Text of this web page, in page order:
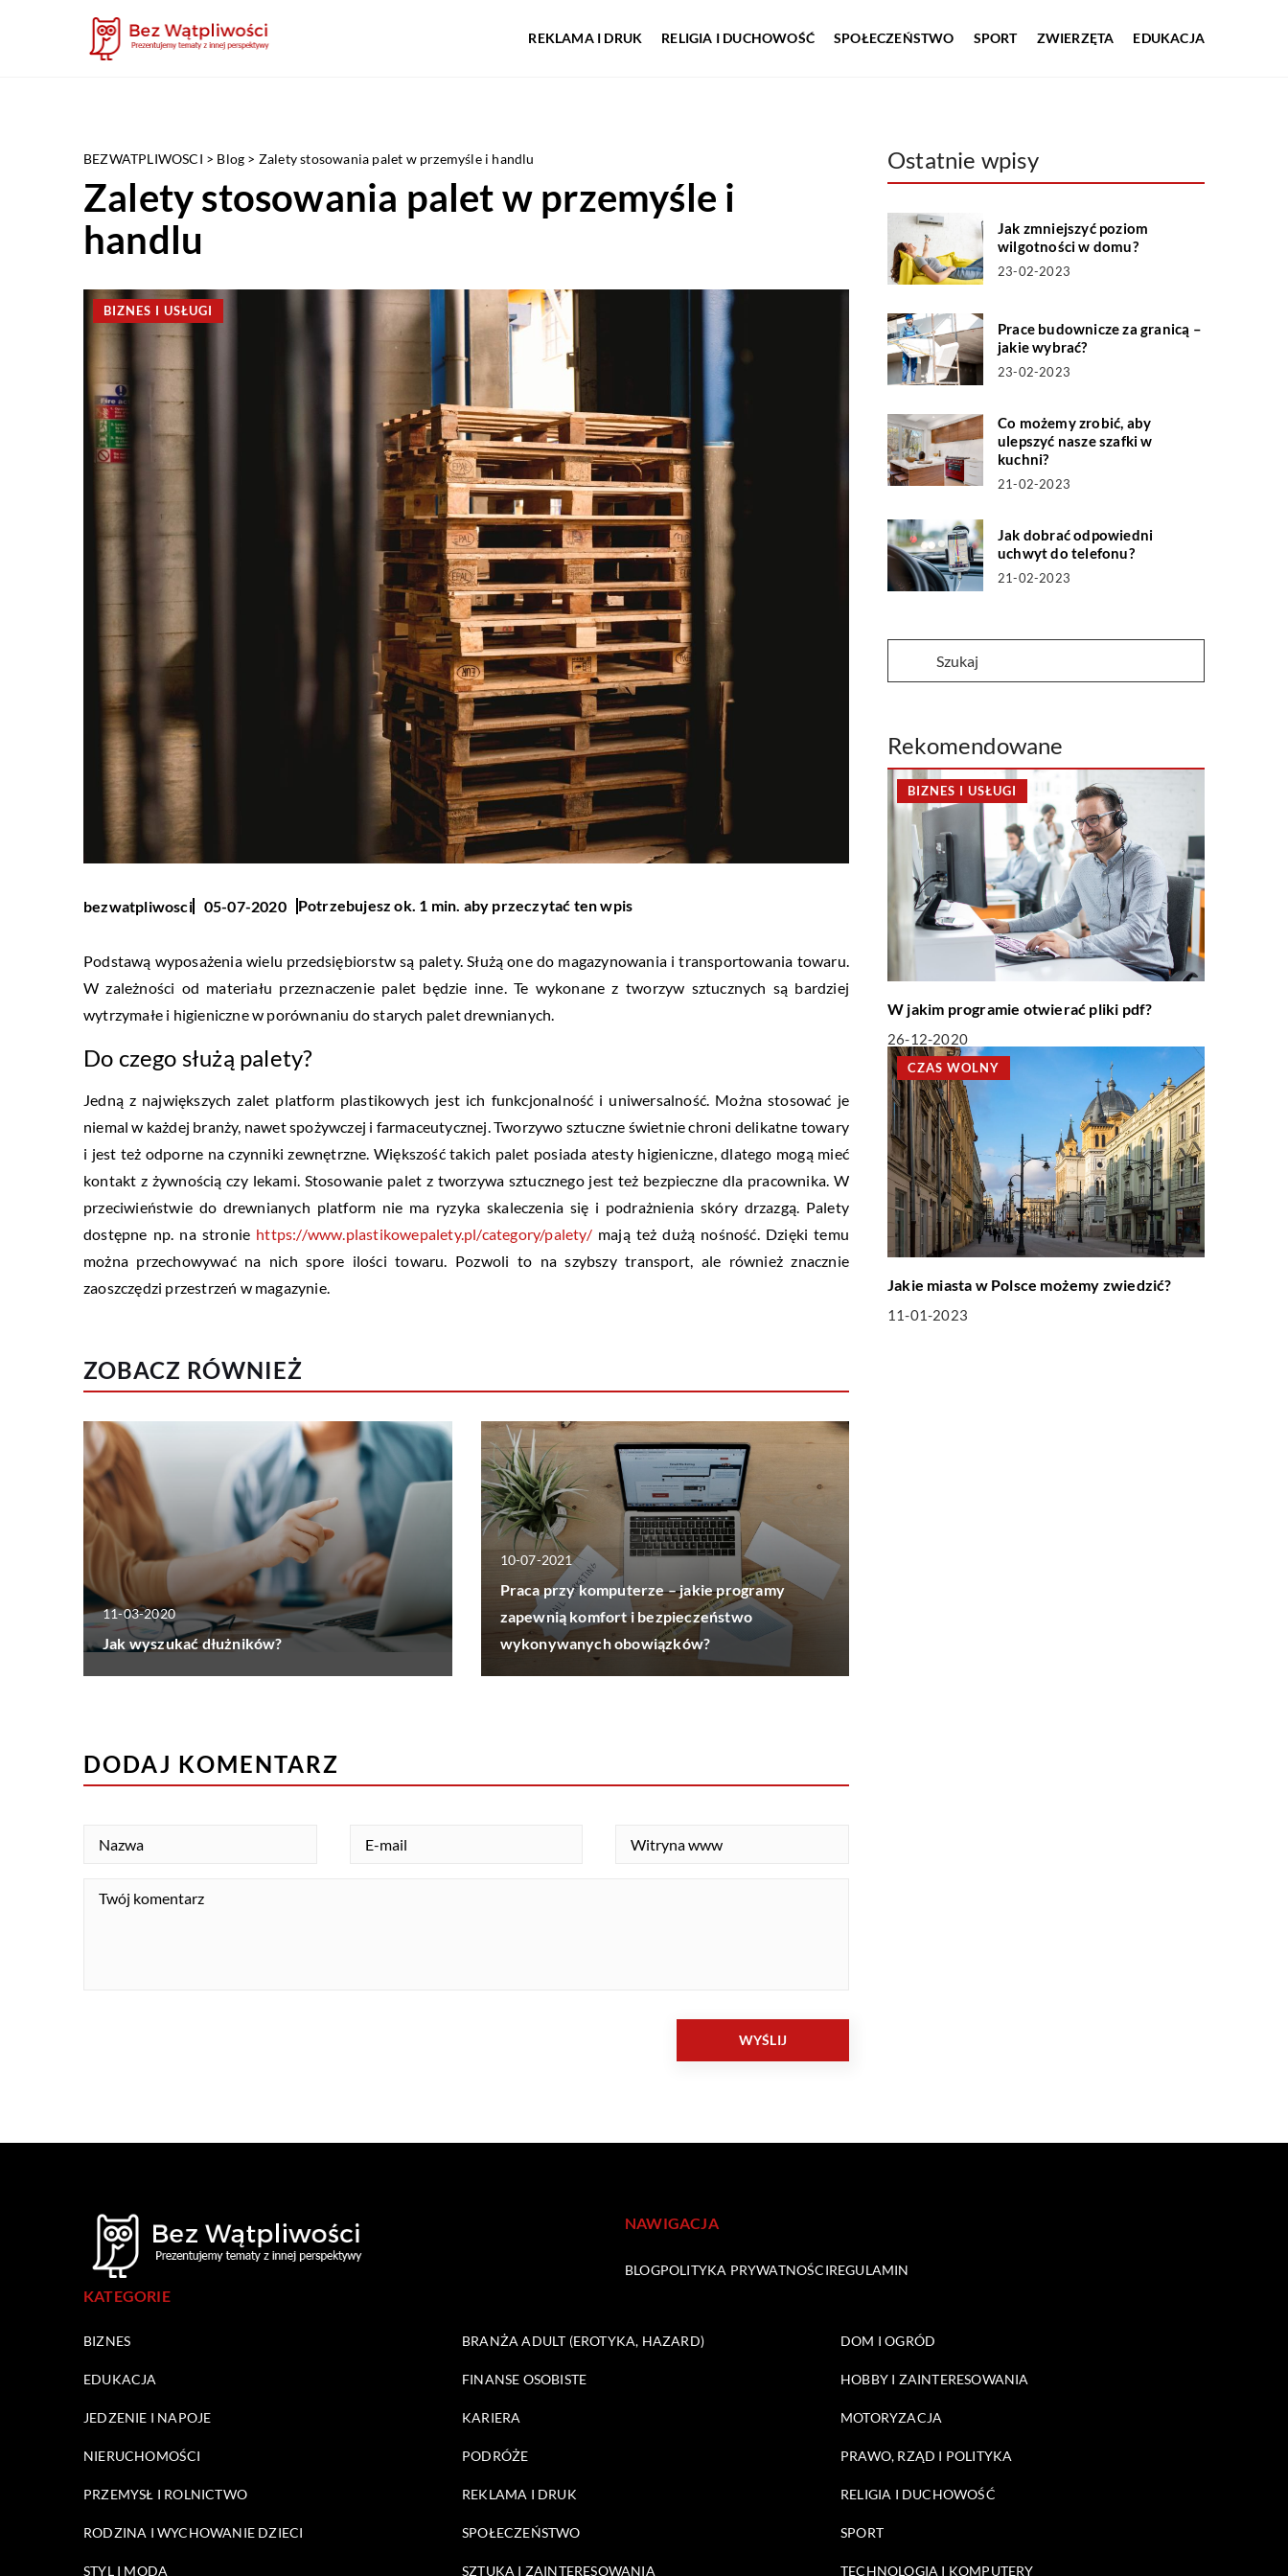
REKLAMA I DRUK RELIGIA I DUCHOWOŚĆ SPOŁECZEŃSTWO SPORT ZWIERZĘTA EDUKACJA
BEZWATPLIWOSCI > Blog > Zalety stosowania palet w przemyśle i handlu
Zalety stosowania palet w przemyśle i
handlu
BIZNES I USŁUGI
bezwatpliwosci 05-07-2020 Potrzebujesz ok. 1 min. aby przeczytać ten wpis
Podstawą wyposażenia wielu przedsiębiorstw są palety. Służą one do magazynowania i transportowania towaru.
W zależności od materiału przeznaczenie palet będzie inne. Te wykonane z tworzyw sztucznych są bardziej
wytrzymałe i higieniczne w porównaniu do starych palet drewnianych.
Do czego służą palety?
Jedną z największych zalet platform plastikowych jest ich funkcjonalność i uniwersalność. Można stosować je
niemal w każdej branży, nawet spożywczej i farmaceutycznej. Tworzywo sztuczne świetnie chroni delikatne towary
i jest też odporne na czynniki zewnętrzne. Większość takich palet posiada atesty higieniczne, dlatego mogą mieć
kontakt z żywnością czy lekami. Stosowanie palet z tworzywa sztucznego jest też bezpieczne dla pracownika. W
przeciwieństwie do drewnianych platform nie ma ryzyka skaleczenia się i podrażnienia skóry drzazgą. Palety
dostępne np. na stronie https://www.plastikowepalety.pl/category/palety/mają też dużą nośność. Dzięki temu
można przechowywać na nich spore ilości towaru. Pozwoli to na szybszy transport, ale również znacznie
zaoszczędzi przestrzeń w magazynie.
ZOBACZ RÓWNIEŻ
11-03-2020
Jak wyszukać dłużników?
10-07-2021
Praca przy komputerze – jakie programy
zapewnią komfort i bezpieczeństwo
wykonywanych obowiązków?
Ostatnie wpisy
Jak zmniejszyć poziom
wilgotności w domu?
23-02-2023
Prace budownicze za granicą –
jakie wybrać?
23-02-2023
Co możemy zrobić, aby
ulepszyć nasze szafki w
kuchni?
21-02-2023
Jak dobrać odpowiedni
uchwyt do telefonu?
21-02-2023
Rekomendowane
BIZNES I USŁUGI
W jakim programie otwierać pliki pdf?
26-12-2020
CZAS WOLNY
Jakie miasta w Polsce możemy zwiedzić?
11-01-2023
DODAJ KOMENTARZ
NAWIGACJA
BLOGPOLITYKA PRYWATNOŚCIREGULAMIN
KATEGORIE
BIZNES BRANŻA ADULT (EROTYKA, HAZARD) DOM I OGRÓD
EDUKACJA FINANSE OSOBISTE HOBBY I ZAINTERESOWANIA
JEDZENIE I NAPOJE KARIERA MOTORYZACJA
NIERUCHOMOŚCI PODRÓŻE PRAWO, RZĄD I POLITYKA
PRZEMYSŁ I ROLNICTWO REKLAMA I DRUK RELIGIA I DUCHOWOŚĆ
RODZINA I WYCHOWANIE DZIECI SPOŁECZEŃSTWO SPORT
STYL I MODA SZTUKA I ZAINTERESOWANIA TECHNOLOGIA I KOMPUTERY